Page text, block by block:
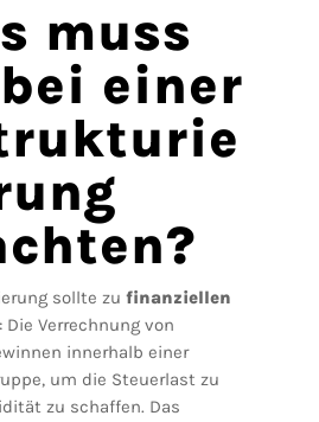
muss
einer
sollte zu finanziellen
Die Verrechnung von
innerhalb einer
um die Steuerlast zu
zu schaffen. Das